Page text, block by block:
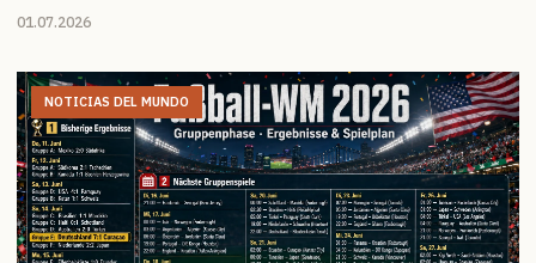
01.07.2026
NOTICIAS DEL MUNDO